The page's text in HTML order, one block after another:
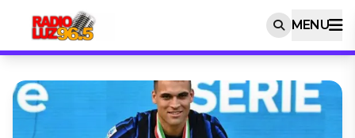
MENU